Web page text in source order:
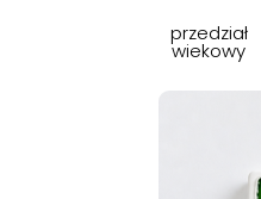
przedział
wiekowy